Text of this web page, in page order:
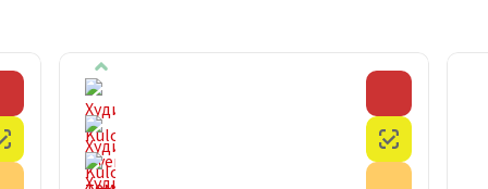
Честный знак